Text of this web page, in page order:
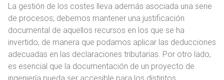
La gestión de los costes lleva además asociada una serie
de procesos; debemos mantener una justificación
documental de aquellos recursos en los que se ha
invertido, de manera que podamos aplicar las deducciones
adecuadas en las declaraciones tributarias. Por otro lado,
es esencial que la documentación de un proyecto de